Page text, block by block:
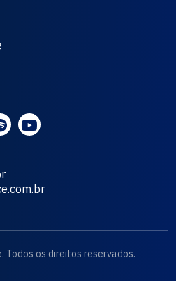
Todos os direitos reservados.